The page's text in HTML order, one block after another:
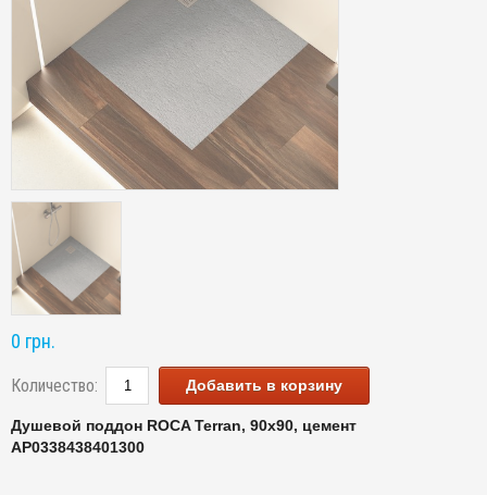
0 грн.
Количество: Добавить в корзину
Душевой поддон ROCA Terran, 90х90, цемент
AP0338438401300